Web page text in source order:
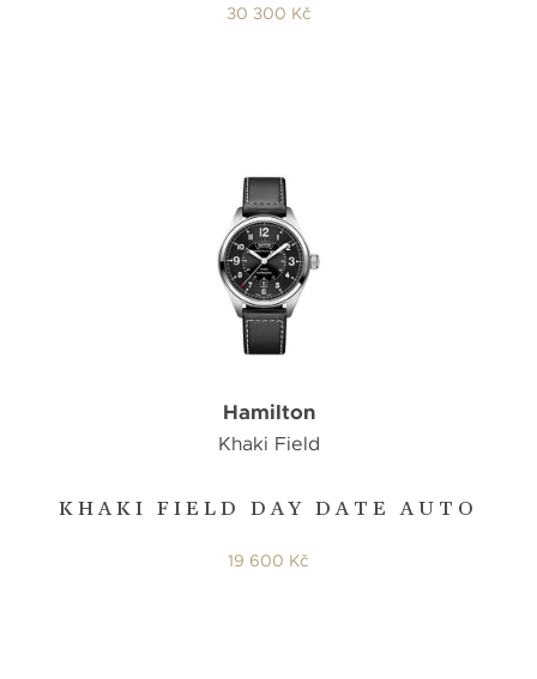
30 300 Kč
KHAKI FIELD DAY DATE AUTO
Hamilton
Khaki Field
19 600 Kč